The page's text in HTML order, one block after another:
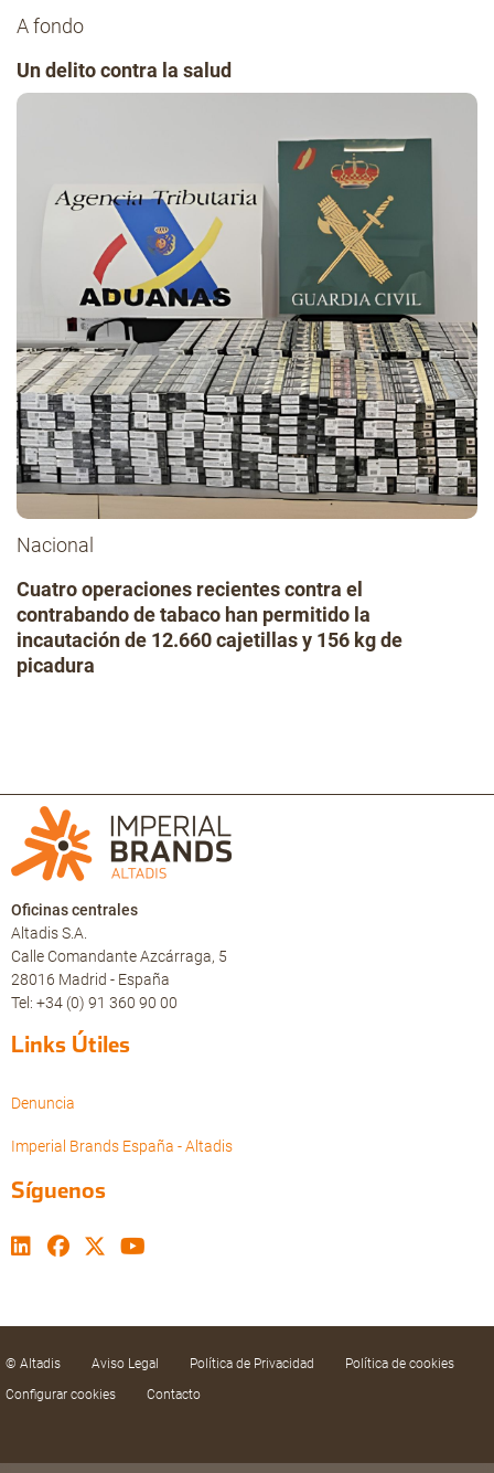
A fondo
Un delito contra la salud
Nacional
Cuatro operaciones recientes contra el
contrabando de tabaco han permitido la
incautación de 12.660 cajetillas y 156 kg de
picadura
Oficinas centrales
Altadis S.A.
Calle Comandante Azcárraga, 5
28016 Madrid - España
Tel: +34 (0) 91 360 90 00
Links Útiles
Denuncia
Imperial Brands España - Altadis
Síguenos
© Altadis Aviso Legal Política de Privacidad
Política de cookies
Configurar cookies
Contacto